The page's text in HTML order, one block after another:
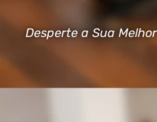
Desperte a Sua